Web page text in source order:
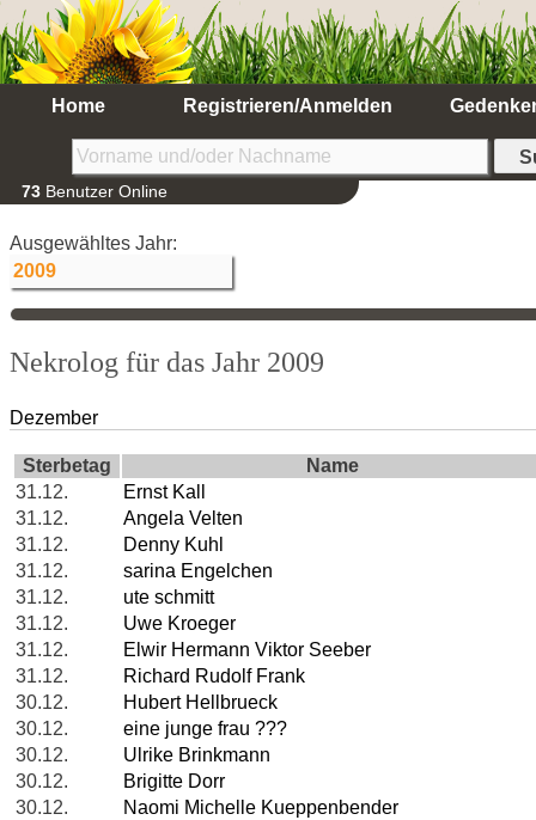
Home Registrieren/Anmelden
73 Benutzer Online
Ausgewähltes Jahr:
Nekrolog für das Jahr 2009
Dezember
Sterbetag
Name
31.12.
Ernst Kall
31.12.
Angela Velten
31.12.
Denny Kuhl
31.12.
sarina Engelchen
31.12.
ute schmitt
31.12.
Uwe Kroeger
31.12.
Elwir Hermann Viktor Seeber
31.12.
Richard Rudolf Frank
30.12.
Hubert Hellbrueck
30.12.
eine junge frau ???
30.12.
Ulrike Brinkmann
30.12.
Brigitte Dorr
30.12.
Naomi Michelle Kueppenbender